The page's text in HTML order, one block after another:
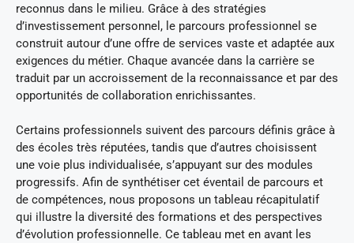
reconnus dans le milieu. Grâce à des stratégies
d’investissement personnel, le parcours professionnel se
construit autour d’une offre de services vaste et adaptée aux
exigences du métier. Chaque avancée dans la carrière se
traduit par un accroissement de la reconnaissance et par des
opportunités de collaboration enrichissantes.
Certains professionnels suivent des parcours définis grâce à
des écoles très réputées, tandis que d’autres choisissent
une voie plus individualisée, s’appuyant sur des modules
progressifs. Afin de synthétiser cet éventail de parcours et
de compétences, nous proposons un tableau récapitulatif
qui illustre la diversité des formations et des perspectives
d’évolution professionnelle. Ce tableau met en avant les